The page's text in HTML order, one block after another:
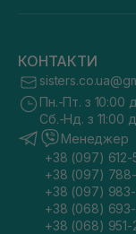
КОНТАКТИ
Пн.-Пт. з 10:00
Сб.-Нд. з 11:00
Менеджер
+38 (097) 612-
+38 (097)
+38 (097)
+38 (068)
+38 (068) 951-